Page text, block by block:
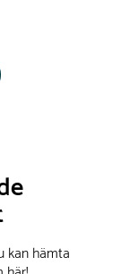
kan hämta